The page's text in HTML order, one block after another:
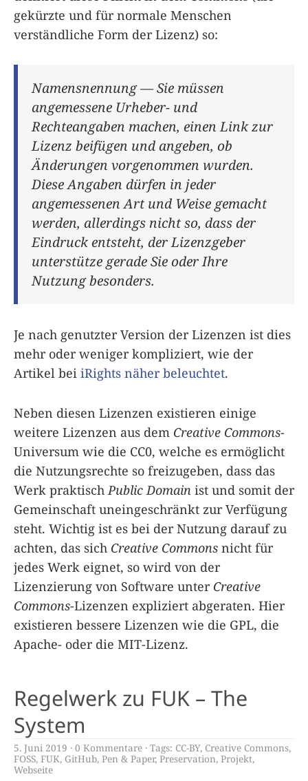
gekürzte und für normale Menschen
verständliche Form der Lizenz) so:
Namensnennung — Sie müssen
angemessene Urheber- und
Rechteangaben machen, einen Link zur
Lizenz beifügen und angeben, ob
Änderungen vorgenommen wurden.
Diese Angaben dürfen in jeder
angemessenen Art und Weise gemacht
werden, allerdings nicht so, dass der
Eindruck entsteht, der Lizenzgeber
unterstütze gerade Sie oder Ihre
Nutzung besonders.
Je nach genutzter Version der Lizenzen ist dies
mehr oder weniger kompliziert, wie der
Artikel bei iRights näher beleuchtet.
Neben diesen Lizenzen existieren einige
weitere Lizenzen aus dem Creative Commons-
Universum wie die CC0, welche es ermöglicht
die Nutzungsrechte so freizugeben, dass das
Werk praktisch Public Domain ist und somit der
Gemeinschaft uneingeschränkt zur Verfügung
steht. Wichtig ist es bei der Nutzung darauf zu
achten, das sich Creative Commons nicht für
jedes Werk eignet, so wird von der
Lizenzierung von Software unter Creative
Commons-Lizenzen expliziert abgeraten. Hier
existieren bessere Lizenzen wie die GPL, die
Apache- oder die MIT-Lizenz.
Regelwerk zu FUK – The
System
5. Juni 2019 0 Kommentare Tags: CC-BY, Creative Commons,
FOSS, FUK, GitHub, Pen & Paper, Preservation, Projekt,
Webseite